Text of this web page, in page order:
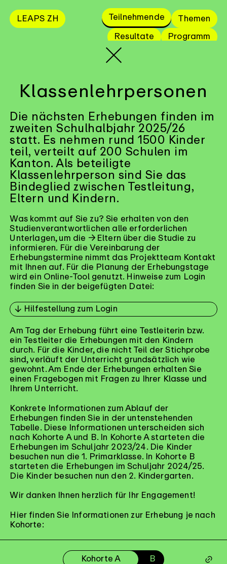
LEAPS ZH Teilnehmende Themen
Resultate Programm
Klassenlehrpersonen
Die nächsten Erhebungen finden im
zweiten Schulhalbjahr 2025/26
statt. Es nehmen rund 1500 Kinder
teil, verteilt auf 200 Schulen im
Kanton. Als beteiligte
Klassenlehrperson sind Sie das
Bindeglied zwischen Testleitung,
Eltern und Kindern.
Was kommt auf Sie zu? Sie erhalten von den
Studienverantwortlichen alle erforderlichen
Unterlagen, um die
Eltern über die Studie zu
informieren. Für die Vereinbarung der
Erhebungstermine nimmt das Projektteam Kontakt
mit Ihnen auf. Für die Planung der Erhebungstage
wird ein Online-Tool genutzt. Hinweise zum Login
finden Sie in der beigefügten Datei:
Hilfestellung zum Login
Am Tag der Erhebung führt eine Testleiterin bzw.
ein Testleiter die Erhebungen mit den Kindern
durch. Für die Kinder, die nicht Teil der Stichprobe
sind, verläuft der Unterricht grundsätzlich wie
gewohnt. Am Ende der Erhebungen erhalten Sie
einen Fragebogen mit Fragen zu Ihrer Klasse und
Ihrem Unterricht.
Konkrete Informationen zum Ablauf der
Erhebungen finden Sie in der untenstehenden
Tabelle. Diese Informationen unterscheiden sich
nach Kohorte A und B. In Kohorte A starteten die
Erhebungen im Schuljahr 2023/24. Die Kinder
besuchen nun die 1. Primarklasse. In Kohorte B
starteten die Erhebungen im Schuljahr 2024/25.
Die Kinder besuchen nun den 2. Kindergarten.
Wir danken Ihnen herzlich für Ihr Engagement!
Hier finden Sie Informationen zur Erhebung je nach
Kohorte:
B